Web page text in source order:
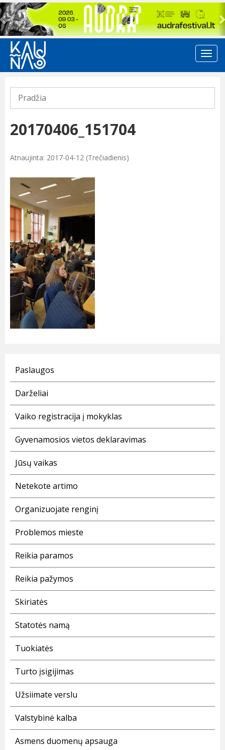
Previous
Pradžia
20170406_151704
Atnaujinta: 2017-04-12 (Trečiadienis)
Paslaugos
Darželiai
Vaiko registracija į mokyklas
Gyvenamosios vietos deklaravimas
Jūsų vaikas
Netekote artimo
Organizuojate renginį
Problemos mieste
Reikia paramos
Reikia pažymos
Skiriatės
Statotės namą
Tuokiatės
Turto įsigijimas
Užsiimate verslu
Valstybinė kalba
Asmens duomenų apsauga